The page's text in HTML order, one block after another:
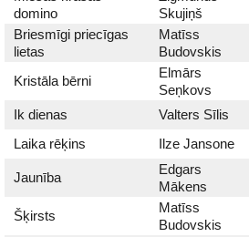
domino
Skujiņš
Briesmīgi priecīgas
lietas
Matīss
Budovskis
Kristāla bērni
Elmārs
Seņkovs
Ik dienas Valters Sīlis
Laika rēķins Ilze Jansone
Jaunība
Edgars
Mākens
Šķirsts
Matīss
Budovskis